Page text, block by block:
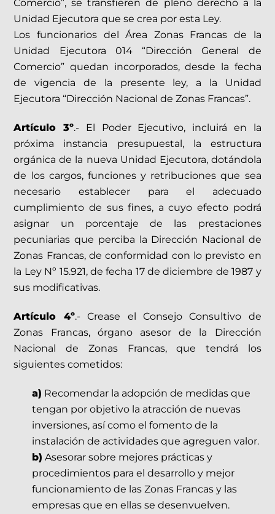
Comercio”, se transfieren de pleno derecho a la
Unidad Ejecutora que se crea por esta Ley.
Los funcionarios del Área Zonas Francas de la
Unidad Ejecutora 014 “Dirección General de
Comercio” quedan incorporados, desde la fecha
de vigencia de la presente ley, a la Unidad
Ejecutora “Dirección Nacional de Zonas Francas”.
Artículo 3º.- El Poder Ejecutivo, incluirá en la
próxima instancia presupuestal, la estructura
orgánica de la nueva Unidad Ejecutora, dotándola
de los cargos, funciones y retribuciones que sea
necesario establecer para el adecuado
cumplimiento de sus fines, a cuyo efecto podrá
asignar un porcentaje de las prestaciones
pecuniarias que perciba la Dirección Nacional de
Zonas Francas, de conformidad con lo previsto en
la Ley Nº 15.921, de fecha 17 de diciembre de 1987 y
sus modificativas.
Artículo 4º.- Crease el Consejo Consultivo de
Zonas Francas, órgano asesor de la Dirección
Nacional de Zonas Francas, que tendrá los
siguientes cometidos:
a) Recomendar la adopción de medidas que
tengan por objetivo la atracción de nuevas
inversiones, así como el fomento de la
instalación de actividades que agreguen valor.
b) Asesorar sobre mejores prácticas y
procedimientos para el desarrollo y mejor
funcionamiento de las Zonas Francas y las
empresas que en ellas se desenvuelven.